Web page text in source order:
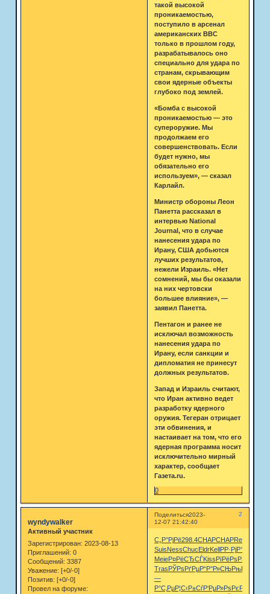
такой высокой
проникаемостью,
поступило в арсенал
американских ВВС
только в прошлом году,
разрабатывалось оно
специально для удара по
странам, скрывающим
свои ядерные объекты
глубоко под землей.
«Бомба с высокой
проникаемостью — это
супероружие. Мы
продолжаем его
совершенствовать. Если
будет нужно, мы
обязательно его
используем», — сказал
Карлайл.
Министр обороны Леон
Панетта рассказал в
интервью National
Journal, что в случае
нанесения удара по
Ирану, США добьются
лучших результатов,
нежели Израиль. «Нет
сомнений, мы бы оказали
на них чертовски
большее влияние», —
заявил Панетта.
Пентагон и ранее не
исключал возможность
нанесения удара по
Ирану, если санкции и
дипломатия не принесут
должных результатов.
Запад и Израиль считают,
что Иран активно ведет
разработку ядерного
оружия. Тегеран отрицает
эти обвинения, и
настаивает на том, что его
ядерная программа носит
исключительно мирный
характер, сообщает
Газета.ru.
0
Поделиться 2
2023-
12-07 21:42:40
wyndywalker
Активный участник
Зарегистрирован: 2023-08-13
Приглашений: 0
Сообщений: 3387
Уважение: [+0/-0]
Позитив: [+0/-0]
Провел на форуме:
С„Р°РјРё298.4CHAPCHAPRemi
SuisNessChucEldrKellРР·РјР°
MeieР¤РёСЂСЃKissРїРёРѕРЅ
TrasРЎРѕРґРµР“Р°Р»СЊРњРєСЂС‚
—
Р°С‚РµР¦С‹Р±СѓР‘РµР»РѕРєР°Р·РЅ